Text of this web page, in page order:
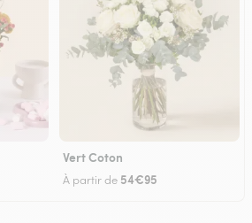
Vert Coton
À partir de 54€95